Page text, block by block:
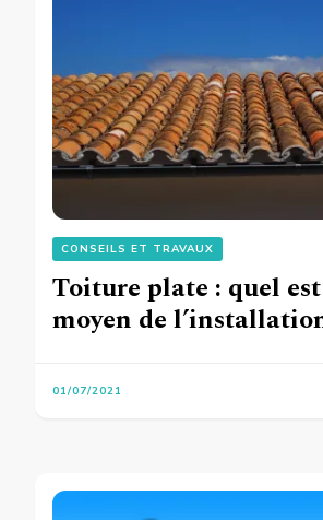
CONSEILS ET TRAVAUX
Toiture plate : quel
moyen de
01/07/2021